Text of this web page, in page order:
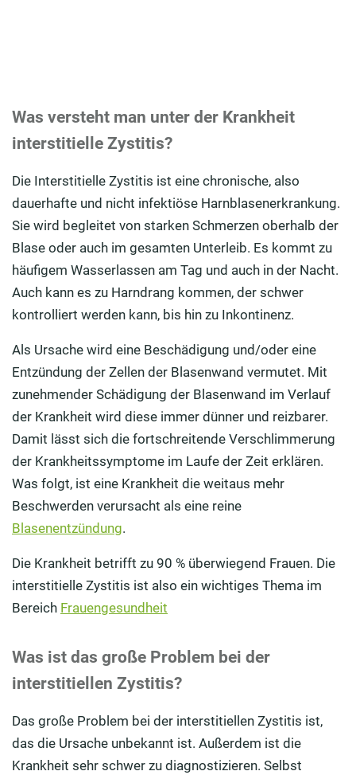
Was versteht man unter der Krankheit
interstitielle Zystitis?
Die Interstitielle Zystitis ist eine chronische, also
dauerhafte und nicht infektiöse Harnblasenerkrankung.
Sie wird begleitet von starken Schmerzen oberhalb der
Blase oder auch im gesamten Unterleib. Es kommt zu
häufigem Wasserlassen am Tag und auch in der Nacht.
Auch kann es zu Harndrang kommen, der schwer
kontrolliert werden kann, bis hin zu Inkontinenz.
Als Ursache wird eine Beschädigung und/oder eine
Entzündung der Zellen der Blasenwand vermutet. Mit
zunehmender Schädigung der Blasenwand im Verlauf
der Krankheit wird diese immer dünner und reizbarer.
Damit lässt sich die fortschreitende Verschlimmerung
der Krankheitssymptome im Laufe der Zeit erklären.
Was folgt, ist eine Krankheit die weitaus mehr
Beschwerden verursacht als eine reine
Blasenentzündung.
Die Krankheit betrifft zu 90 % überwiegend Frauen. Die
interstitielle Zystitis ist also ein wichtiges Thema im
Bereich Frauengesundheit
Was ist das große Problem bei der
interstitiellen Zystitis?
Das große Problem bei der interstitiellen Zystitis ist,
das die Ursache unbekannt ist. Außerdem ist die
Krankheit sehr schwer zu diagnostizieren. Selbst